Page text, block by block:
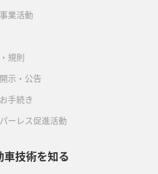
業活動
規則
示・公告
手続き
ーレス促進活動
車技術を知る